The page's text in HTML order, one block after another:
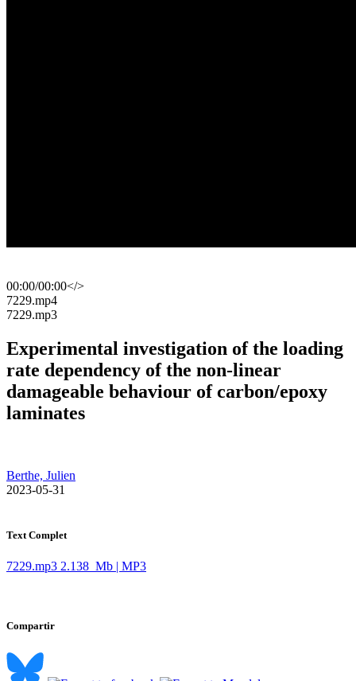
00:00/00:00</>
​7229.mp4
​7229.mp3
Experimental investigation of the loading
rate dependency of the non-linear
damageable behaviour of carbon/epoxy
laminates
Berthe, Julien
​ 2023-05-31
Text Complet
7229.mp3 2.138 Mb | MP3
Compartir